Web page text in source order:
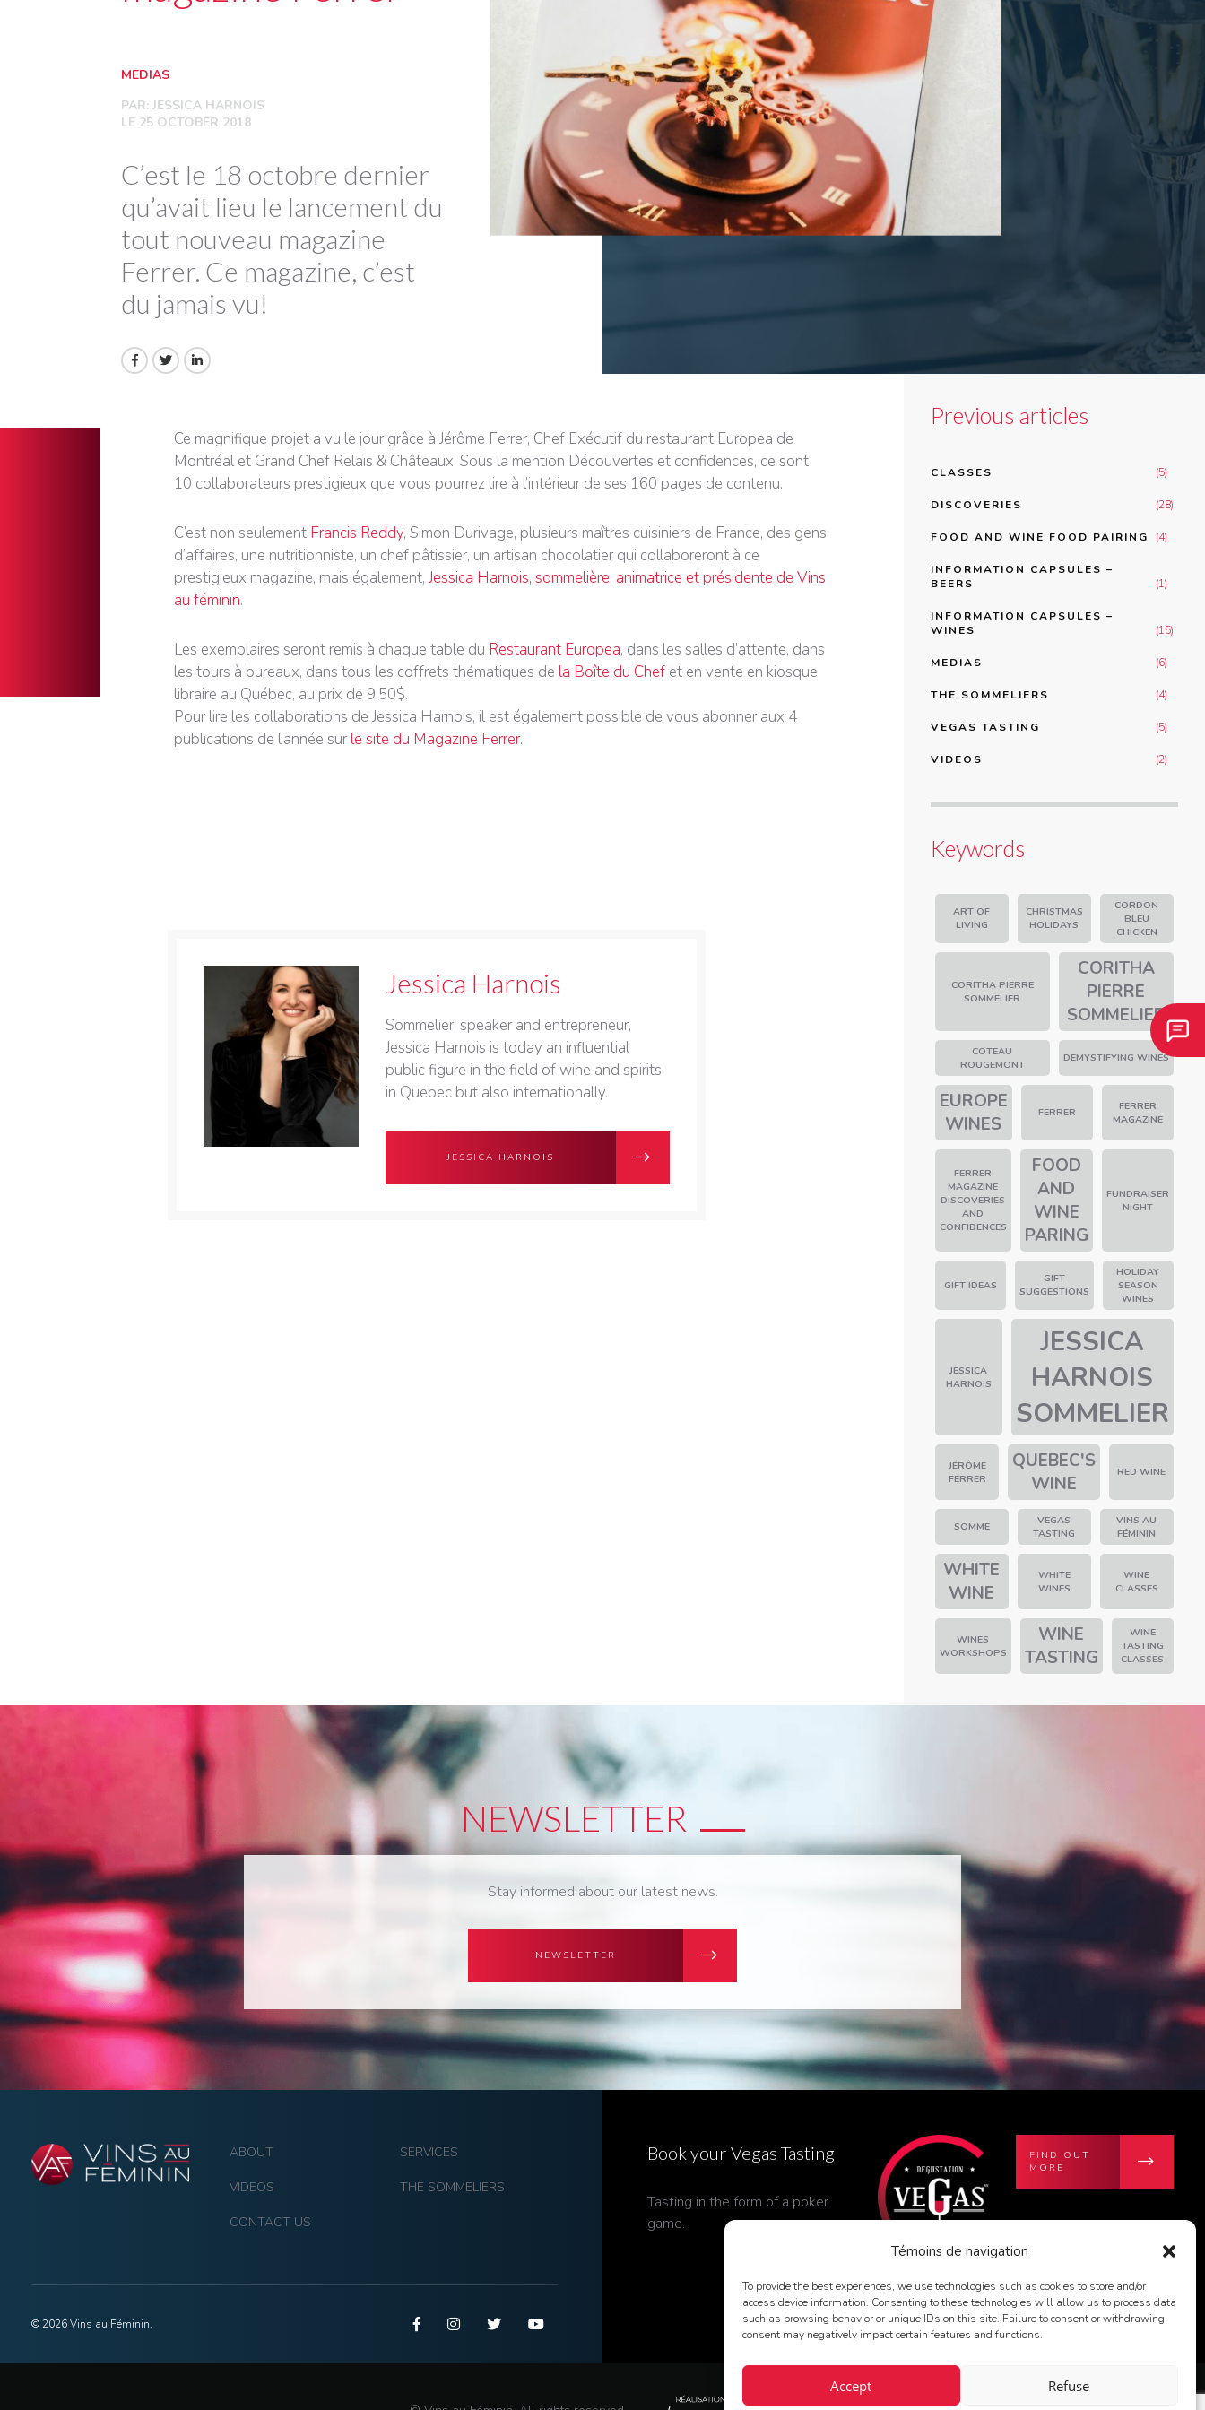
Témoins de navigation
To provide the best experiences, we use technologies such as cookies to store and/or
access device information. Consenting to these technologies will allow us to process data
such as browsing behavior or unique IDs on this site. Failure to consent or withdrawing
consent may negatively impact certain features and functions.
Accept Refuse
MEDIAS
PAR: JESSICA HARNOIS
LE 25 OCTOBER 2018
C’est le 18 octobre dernier
qu’avait lieu le lancement du
tout nouveau magazine
Ferrer. Ce magazine, c’est
du jamais vu!
Ce magnifique projet a vu le jour grâce à Jérôme Ferrer, Chef Exécutif du restaurant Europea de
Montréal et Grand Chef Relais & Châteaux. Sous la mention Découvertes et confidences, ce sont
10 collaborateurs prestigieux que vous pourrez lire à l’intérieur de ses 160 pages de contenu.
C’est non seulement Francis Reddy, Simon Durivage, plusieurs maîtres cuisiniers de France, des gens
d’affaires, une nutritionniste, un chef pâtissier, un artisan chocolatier qui collaboreront à ce
prestigieux magazine, mais également,Jessica Harnois, sommelière, animatrice et présidente de Vins
au féminin.
Les exemplaires seront remis à chaque table du Restaurant Europea, dans les salles d’attente, dans
les tours à bureaux, dans tous les coffrets thématiques dela Boîte du Chef et en vente en kiosque
libraire au Québec, au prix de 9,50$.
Pour lire les collaborations de Jessica Harnois, il est également possible de vous abonner aux 4
publications de l’année surle site du Magazine Ferrer.
Jessica Harnois
Sommelier, speaker and entrepreneur,
Jessica Harnois is today an influential
public figure in the field of wine and spirits
in Quebec but also internationally.
JESSICA HARNOIS
Previous articles
CLASSES (5)
DISCOVERIES (28)
FOOD AND WINE FOOD PAIRING (4)
INFORMATION CAPSULES –
BEERS
(1)
INFORMATION CAPSULES –
WINES
(15)
MEDIAS (6)
THE SOMMELIERS (4)
VEGAS TASTING (5)
VIDEOS (2)
Keywords
ART OF
LIVING
CHRISTMAS
HOLIDAYS
CORDON
BLEU
CHICKEN
CORITHA PIERRE
SOMMELIER
CORITHA
PIERRE
SOMMELIER
COTEAU
ROUGEMONT
DEMYSTIFYING WINES
EUROPE
WINES
FERRER
FERRER
MAGAZINE
FERRER
MAGAZINE
DISCOVERIES
AND
CONFIDENCES
FOOD
AND
WINE
PARING
FUNDRAISER
NIGHT
GIFT IDEAS
GIFT
SUGGESTIONS
HOLIDAY
SEASON
WINES
JESSICA
HARNOIS
JESSICA
HARNOIS
SOMMELIER
JÉRÔME
FERRER
QUEBEC'S
WINE
RED WINE
SOMME
VEGAS
TASTING
VINS AU
FÉMININ
WHITE
WINE
WHITE
WINES
WINE
CLASSES
WINES
WORKSHOPS
WINE
TASTING
WINE
TASTING
CLASSES
NEWSLETTER
Stay informed about our latest news.
NEWSLETTER
ABOUT SERVICES
VIDEOS THE SOMMELIERS
CONTACT US
© 2026 Vins au Féminin.
Book your Vegas Tasting
Tasting in the form of a poker
game.
FIND OUT
MORE